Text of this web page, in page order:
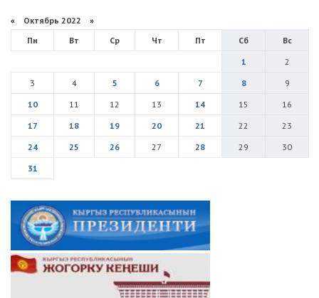
« Октябрь 2022 »
Пн
Вт Ср Чт Пт Сб
Вс
1
2
3
4 5 6 7 8
9
10
11 12 13 14 15
16
17
18 19 20 21 22
23
24
25 26 27 28 29
30
31